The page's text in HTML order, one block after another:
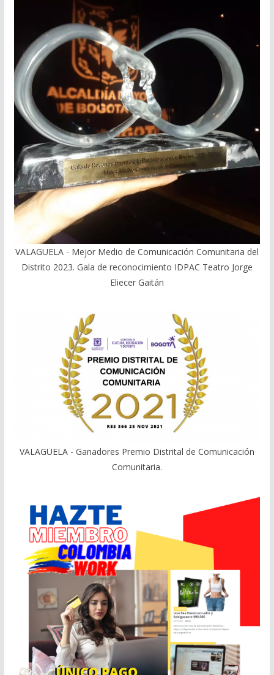
VALAGUELA - Mejor Medio de Comunicación Comunitaria del
Distrito 2023. Gala de reconocimiento IDPAC Teatro Jorge
Eliecer Gaitán
VALAGUELA - Ganadores Premio Distrital de Comunicación
Comunitaria.